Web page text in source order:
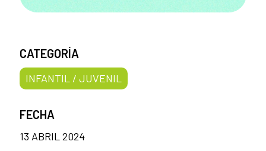
CATEGORÍA
INFANTIL / JUVENIL
FECHA
13 ABRIL 2024